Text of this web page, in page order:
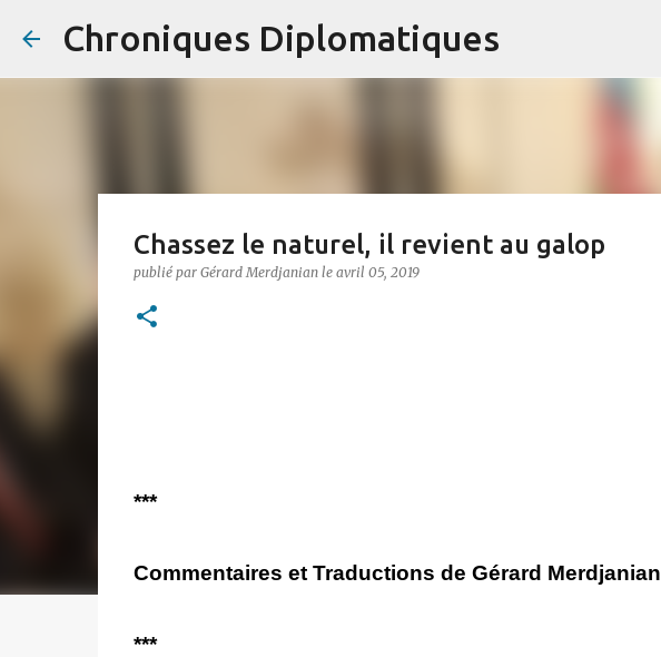
Chroniques Diplomatiques
Chassez le naturel, il revient au galop
publié par Gérard Merdjanian le avril 05, 2019
***
Commentaires et Traductions de Gérard Merdjanian
***